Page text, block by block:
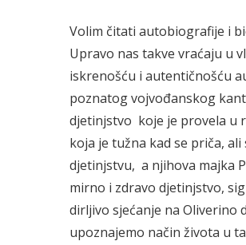
Volim čitati autobiografije i
Upravo nas takve vraćaju u
iskrenošću i autentičnošću
poznatog vojvođanskog
djetinjstvo koje je provela u
koja je tužna kad se priča,
djetinjstvu, a njihova majka
mirno i zdravo djetinjstvo,
dirljivo sjećanje na Oliverino
upoznajemo način života u